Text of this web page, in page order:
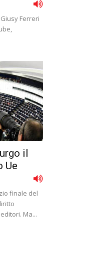
Ferreri
il
Ue
finale del
Ma...